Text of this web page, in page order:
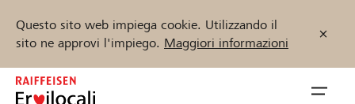
Questo sito web impiega cookie. Utilizzando il
sito ne approvi l'impiego. Maggiori informazioni
Zum
Inhalt